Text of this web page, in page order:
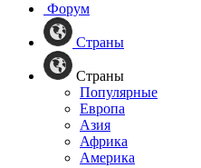
Форум
Страны
Страны
Популярные
Европа
Азия
Африка
Америка